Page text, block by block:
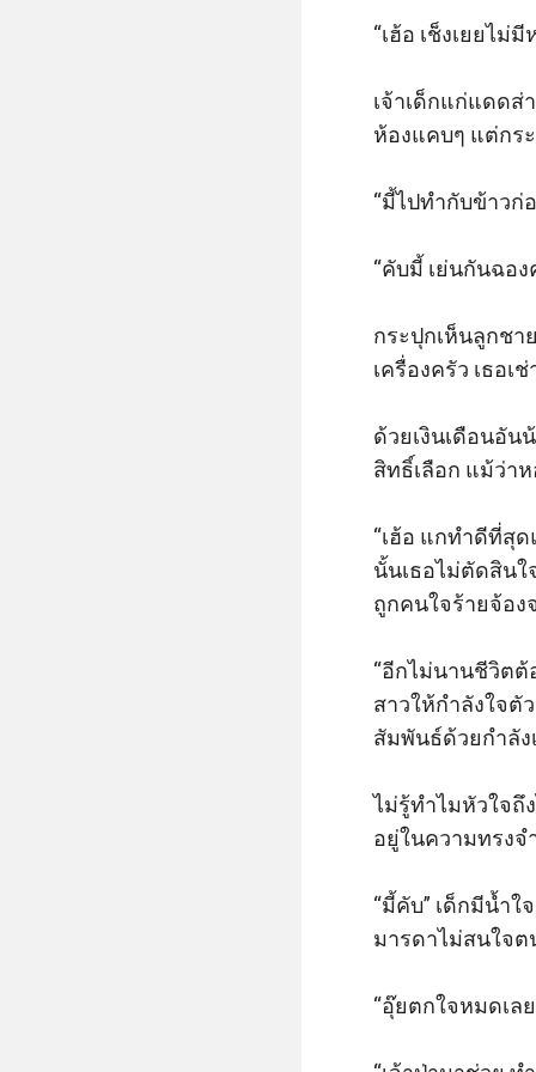
“เฮ้อ เช็งเยยไ
เจ้าเด็กแก่แดดส่
ห้องแคบๆ แต่กร
“มี้ไปทำกับข้าวก่
“คับมี้ เย่นกันฉอ
กระปุกเห็นลูกชา
เครื่องครัว เธอ
ด้วยเงินเดือนอัน
สิทธิ์เลือก แม้ว่า
“เฮ้อ แกทำดีที่สุ
นั้นเธอไม่ตัดสินใ
ถูกคนใจร้ายจ้อง
“อีกไม่นานชีวิตต้
สาวให้กำลังใจตั
สัมพันธ์ด้วยกำลัง
ไม่รู้ทำไมหัวใจถึ
อยู่ในความทรงจ
“มี้คับ” เด็กมีน้ำ
มารดาไม่สนใจ
“อุ๊ยตกใจหมดเล